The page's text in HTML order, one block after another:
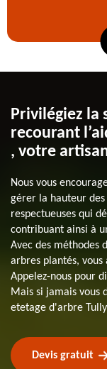
Privilégiez la
recourant
, votre
Nous vous
gérer la hauteur des
respectueuses qui
contribuant ainsi à
Avec des méthodes
arbres plantés,
Appelez-nous pour
Mais si jamais vous
etetage d'arbre
Devis gratuit